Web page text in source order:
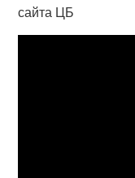
сайта ЦБ